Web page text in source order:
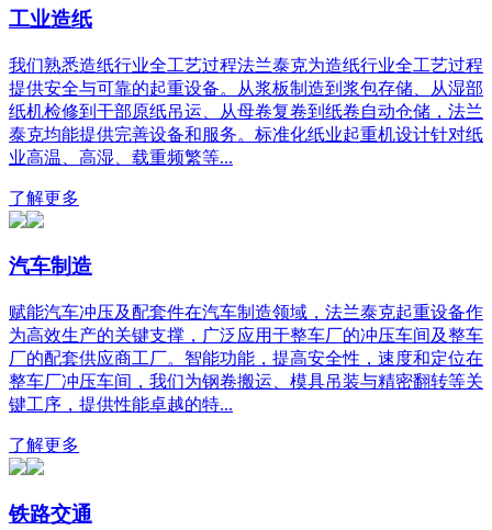
工业造纸
我们熟悉造纸行业全工艺过程法兰泰克为造纸行业全工艺过程
提供安全与可靠的起重设备。从浆板制造到浆包存储、从湿部
纸机检修到干部原纸吊运、从母卷复卷到纸卷自动仓储，法兰
泰克均能提供完善设备和服务。标准化纸业起重机设计针对纸
业高温、高湿、载重频繁等...
了解更多
汽车制造
赋能汽车冲压及配套件在汽车制造领域，法兰泰克起重设备作
为高效生产的关键支撑，广泛应用于整车厂的冲压车间及整车
厂的配套供应商工厂。智能功能，提高安全性，速度和定位在
整车厂冲压车间，我们为钢卷搬运、模具吊装与精密翻转等关
键工序，提供性能卓越的特...
了解更多
铁路交通